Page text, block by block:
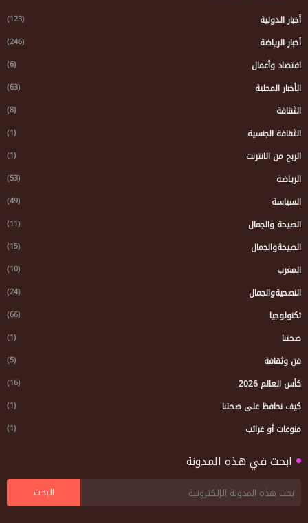
أخبار الدولية (123)
أخبار الرياضة (246)
اقتصاد وأعمال (6)
الأخبار المحلية (63)
الثقافة (8)
الثقافة الجنسية (1)
الربح من الانترنت (1)
الرياضة (53)
السياسة (49)
الصيحة والجمال (11)
الصيحةوالجمال (15)
المغرب (10)
النصحيةوالجمال (24)
تكنولوجيا (66)
صحتنا (1)
فن وثقافة (5)
كأس العالم 2026 (16)
كيف نحافظ على صحتنا (1)
منوعات أو غرائب (1)
ابحث في هذه المدونة